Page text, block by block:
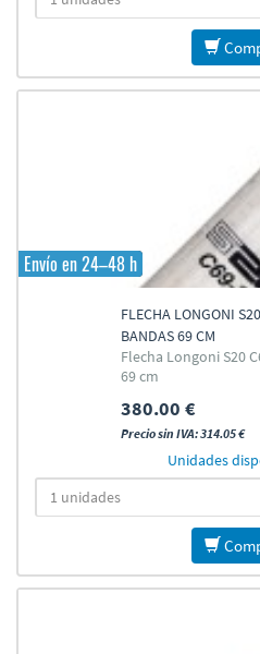
Envío en 24–48 h
FLECHA LONGONI
BANDAS 69 CM
Flecha Longoni S20
69 cm
380.00 €
Precio sin IVA: 314.05 €
Unidades